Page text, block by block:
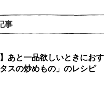
事
あと一品欲しいときにおす
スの炒めもの」のレシピ